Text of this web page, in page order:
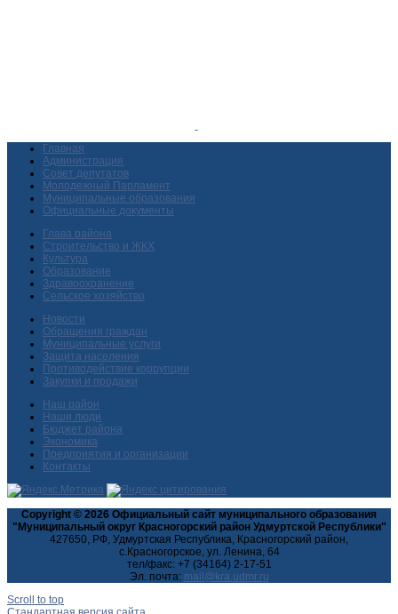
Главная
Администрация
Совет депутатов
Молодежный Парламент
Муниципальные образования
Официальные документы
Глава района
Строительство и ЖКХ
Культура
Образование
Здравоохранение
Сельское хозяйство
Новости
Обращения граждан
Муниципальные услуги
Защита населения
Противодействие коррупции
Закупки и продажи
Наш район
Наши люди
Бюджет района
Экономика
Предприятия и организации
Контакты
Copyright © 2026 Официальный сайт муниципального образования
"Муниципальный округ Красногорский район Удмуртской Республики"
427650, РФ, Удмуртская Республика, Красногорский район,
с.Красногорское, ул. Ленина, 64
тел/факс: +7 (34164) 2-17-51
Эл. почта:
Scroll to top